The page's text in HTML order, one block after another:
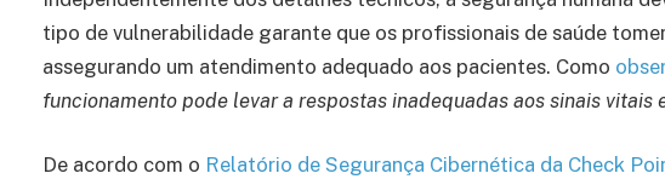
tipo de vulnerabilidade garante que os profissionais de saúde
assegurando um atendimento adequado aos pacientes. Como
funcionamento pode levar a respostas inadequadas aos sinais vitais
De acordo com o Relatório de Segurança Cibernética da Check